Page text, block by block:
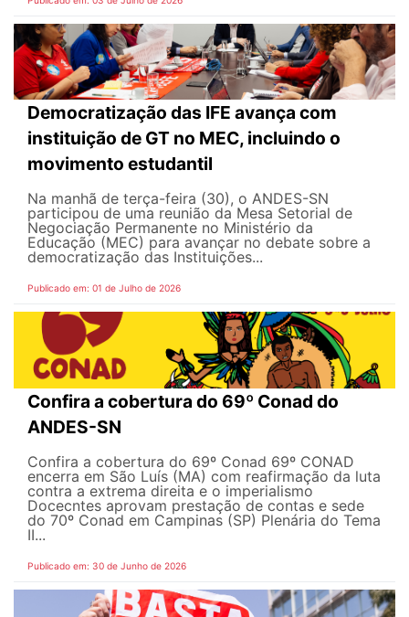
Democratização das IFE avança com
instituição de GT no MEC, incluindo o
movimento estudantil
Na manhã de terça-feira (30), o ANDES-SN
participou de uma reunião da Mesa Setorial de
Negociação Permanente no Ministério da
Educação (MEC) para avançar no debate sobre a
democratização das Instituições...
Publicado em: 01 de Julho de 2026
Confira a cobertura do 69º Conad do
ANDES-SN
Confira a cobertura do 69º Conad 69º CONAD
encerra em São Luís (MA) com reafirmação da luta
contra a extrema direita e o imperialismo
Docecntes aprovam prestação de contas e sede
do 70º Conad em Campinas (SP) Plenária do Tema
II...
Publicado em: 30 de Junho de 2026